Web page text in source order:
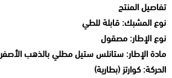
تفاصيل المنتج
نوع المشبك: قابلة للطي
نوع الإطار: مصقول
مادة الإطار: ستانلس ستيل مطلي بالذهب الأصفر
الحركة: كوارتز (بطارية)